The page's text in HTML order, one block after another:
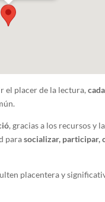
el placer de la lectura,
, gracias a los recursos y
parasocializar, participar,
placentera y